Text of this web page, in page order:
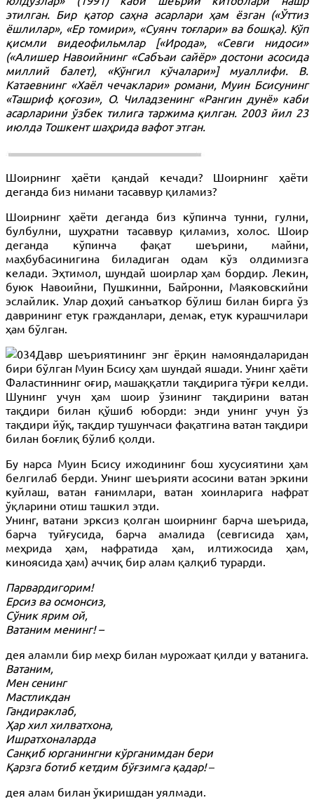
этилган. Бир қатор саҳна асарлари ҳам ёзган («Ўттиз
ёшлилар», «Ер томири», «Суянч тоғлари» ва бошқа). Кўп
қисмли видеофильмлар [«Ирода», «Севги нидоси»
(«Алишер Навоийнинг «Сабъаи сайёр» достони асосида
миллий балет), «Кўнгил кўчалари»] муаллифи. В.
Катаевнинг «Хаёл чечаклари» романи, Муин Бсисунинг
«Ташриф қоғози», О. Чиладзенинг «Рангин дунё» каби
асарларини ўзбек тилига таржима қилган. 2003 йил 23
июлда Тошкент шаҳрида вафот этган.
Шоирнинг ҳаёти қандай кечади? Шоирнинг ҳаёти
деганда биз нимани тасаввур қиламиз?
Шоирнинг ҳаёти деганда биз кўпинча тунни, гулни,
булбулни, шуҳратни тасаввур қиламиз, холос. Шоир
деганда кўпинча фақат шеърини, майни,
маҳбубасинигина биладиган одам кўз олдимизга
келади. Эҳтимол, шундай шоирлар ҳам бордир. Лекин,
буюк Навоийни, Пушкинни, Байронни, Маяковскийни
эслайлик. Улар доҳий санъаткор бўлиш билан бирга ўз
даврининг етук гражданлари, демак, етук курашчилари
ҳам бўлган.
Давр шеъриятининг энг ёрқин намояндаларидан
бири бўлган Муин Бсису ҳам шундай яшади. Унинг ҳаёти
Фаластиннинг оғир, машаққатли тақдирига тўғри келди.
Шунинг учун ҳам шоир ўзининг тақдирини ватан
тақдири билан қўшиб юборди: энди унинг учун ўз
тақдири йўқ, тақдир тушунчаси фақатгина ватан тақдири
билан боғлиқ бўлиб қолди.
Бу нарса Муин Бсису ижодининг бош хусусиятини ҳам
белгилаб берди. Унинг шеърияти асосини ватан эркини
куйлаш, ватан ғанимлари, ватан хоинларига нафрат
ўқларини отиш ташкил этди.
Унинг, ватани эрксиз қолган шоирнинг барча шеърида,
барча туйғусида, барча амалида (севгисида ҳам,
меҳрида ҳам, нафратида ҳам, илтижосида ҳам,
киноясида ҳам) аччиқ бир алам қалқиб турарди.
Парвардигорим!
Ерсиз ва осмонсиз,
Сўник ярим ой,
Ватаним менинг! –
дея аламли бир меҳр билан мурожаат қилди у ватанига.
Ватаним,
Мен сенинг
Мастликдан
Гандираклаб,
Ҳар хил хилватхона,
Ишратхоналарда
Санқиб юрганингни кўрганимдан бери
Қарзга ботиб кетдим бўғзимга қадар!–
дея алам билан ўкиришдан уялмади.